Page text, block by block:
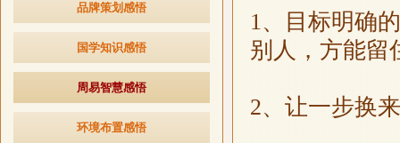
品牌策划感悟
国学知识感悟
周易智慧感悟
环境布置感悟
1、目标明确
别人，方能留
2、让一步换